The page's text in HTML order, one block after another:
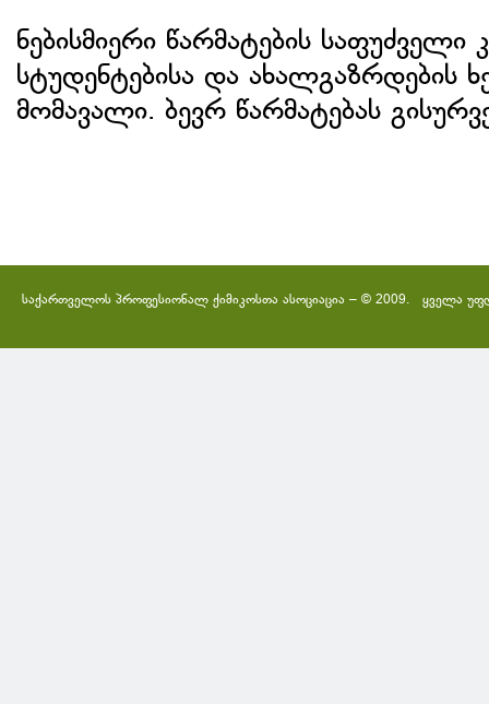
ნებისმიერი წარმატების
სტუდენტებისა და ახალგაზრდების
მომავალი. ბევრ წარმატებას
საქართველოს პროფესიონალ ქიმიკოსთა ასოციაცია – © 2009. ყველა